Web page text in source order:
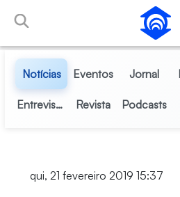
Pular para o Conteúdo principal
Notícias Eventos Jornal
Entrevistas Revista Podcasts
qui, 21 fevereiro 2019 15:37